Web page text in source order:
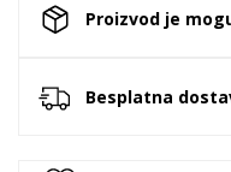
Proizvod je
Besplatna